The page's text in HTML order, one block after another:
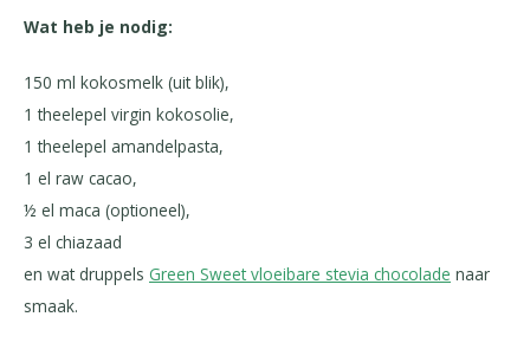
Wat heb je nodig:
150 ml kokosmelk (uit blik),
1 theelepel virgin kokosolie,
1 theelepel amandelpasta,
1 el raw cacao,
½ el maca (optioneel),
3 el chiazaad
en wat druppels Green Sweet vloeibare stevia chocolade naar
smaak.